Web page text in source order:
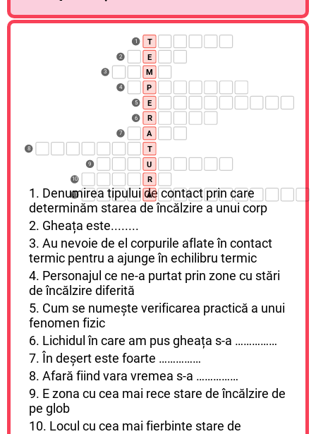
1 T
2 E
3 M
4 P
5 E
6 R
7 A
8 T
9 U
10 R
11 A
1. Denumirea tipului de contact prin care
determinăm starea de încălzire a unui corp
2. Gheața este........
3. Au nevoie de el corpurile aflate în contact
termic pentru a ajunge în echilibru termic
4. Personajul ce ne-a purtat prin zone cu stări
de încălzire diferită
5. Cum se numește verificarea practică a unui
fenomen fizic
6. Lichidul în care am pus gheața s-a ……………
7. În deșert este foarte ……………
8. Afară fiind vara vremea s-a ……………
9. E zona cu cea mai rece stare de încălzire de
pe glob
10. Locul cu cea mai fierbinte stare de